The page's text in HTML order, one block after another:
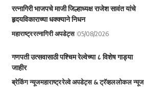
रत्नागिरी भाजपचे माजी जिल्हाध्यक्ष राजेश सावंत यांचे
हृदयविकाराच्या धक्क्याने निधन
महाराष्ट्ररत्नागिरी अपडेट्स 05/08/2026
गणपती उत्सवासाठी पश्चिम रेल्वेच्या ८ विशेष गाड्या
जाहीर
ब्रेकिंग न्यूजमहाराष्ट्ररेल्वे अपडेट्स & ट्रॅव्हललोकल न्यूज